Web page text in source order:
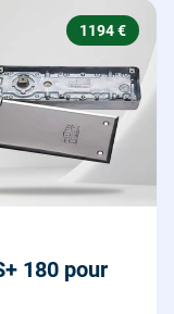
1194 €
180 pour